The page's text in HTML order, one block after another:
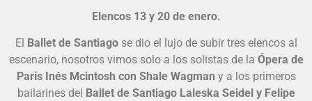
Elencos 13 y 20 de enero.
El Ballet de Santiagose dio el lujo de subir tres elencos al
escenario, nosotros vimos solo a los solistas de la Ópera de
París Inés Mcintosh con Shale Wagman y a los primeros
bailarines del Ballet de Santiago Laleska Seidel y Felipe